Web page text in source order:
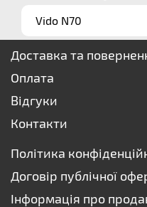
Vido N70
Доставка та
Оплата
Відгуки
Контакти
Політика
Договір публічної
Інформація про